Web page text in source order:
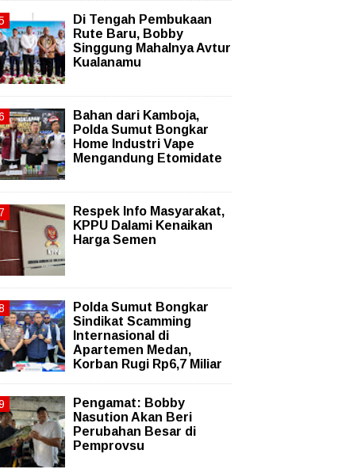
Di Tengah Pembukaan
Rute Baru, Bobby
Singgung Mahalnya Avtur
Kualanamu
Bahan dari Kamboja,
Polda Sumut Bongkar
Home Industri Vape
Mengandung Etomidate
Respek Info Masyarakat,
KPPU Dalami Kenaikan
Harga Semen
Polda Sumut Bongkar
Sindikat Scamming
Internasional di
Apartemen Medan,
Korban Rugi Rp6,7 Miliar
Pengamat: Bobby
Nasution Akan Beri
Perubahan Besar di
Pemprovsu